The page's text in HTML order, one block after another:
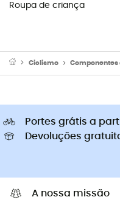
Roupa de criança
Ciclismo Componentes
Portes grátis a
Devoluções
A nossa missão